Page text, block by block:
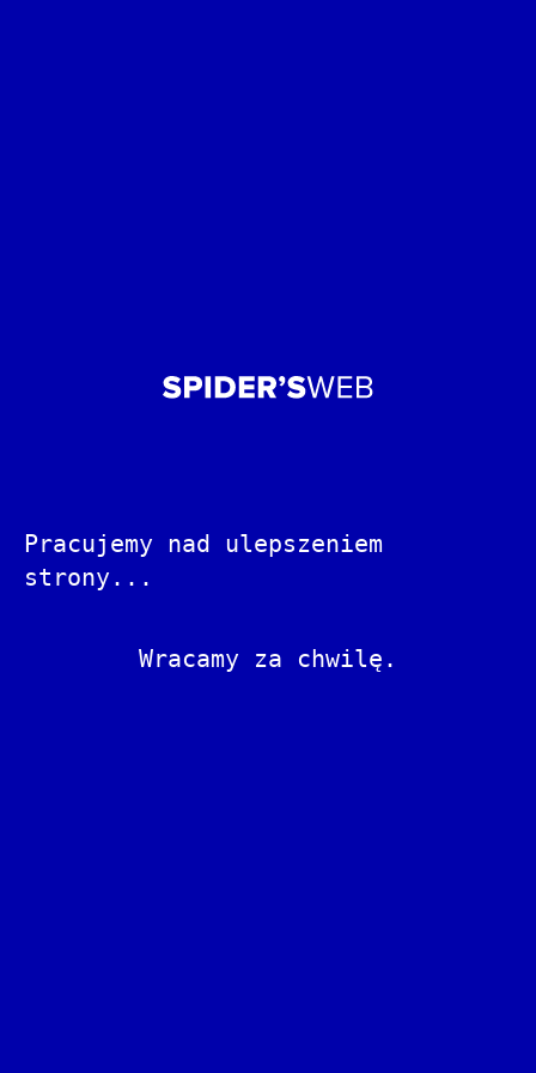
Pracujemy nad ulepszeniem
strony...
Wracamy za chwilę.